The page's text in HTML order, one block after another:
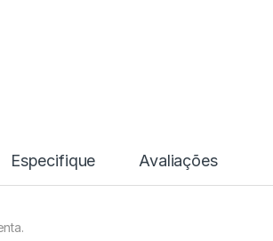
Especifique Avaliações